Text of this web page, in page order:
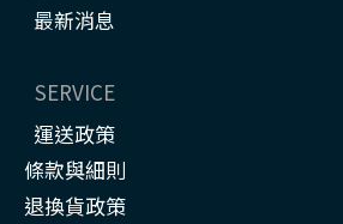
最新消息
SERVICE
運送政策
條款與細則
退換貨政策